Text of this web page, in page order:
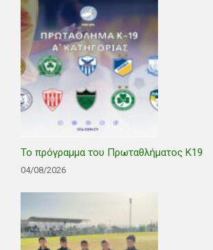
Το πρόγραμμα του Πρωταθλήματος Κ19
04/08/2026